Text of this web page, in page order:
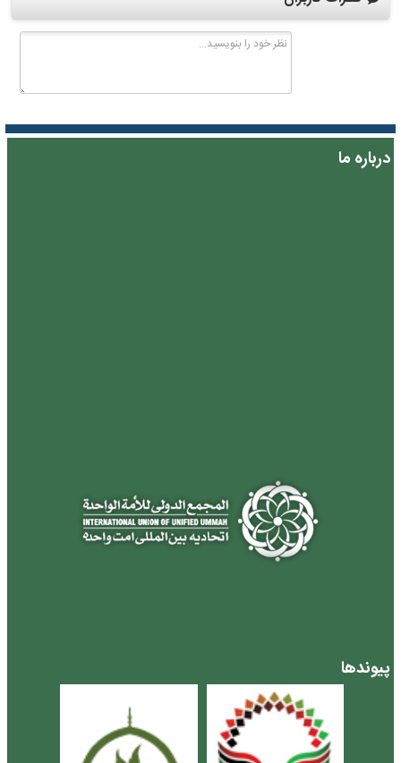
درباره ما
پیوندها